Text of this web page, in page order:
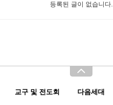
등록된 글이 없습니다.
교구 및 전도회 다음세대